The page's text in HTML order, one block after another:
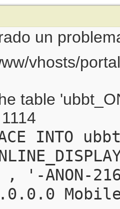
un
vhosts/
table
1114
INTO
1 , '-